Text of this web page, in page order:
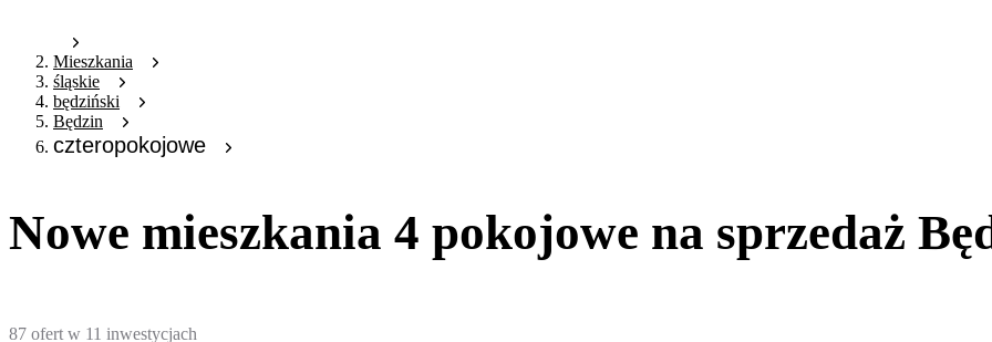
Mieszkania
śląskie
będziński
Będzin
czteropokojowe
Nowe mieszkania 4 pokojowe na sprzedaż
87 ofert w 11 inwestycjach